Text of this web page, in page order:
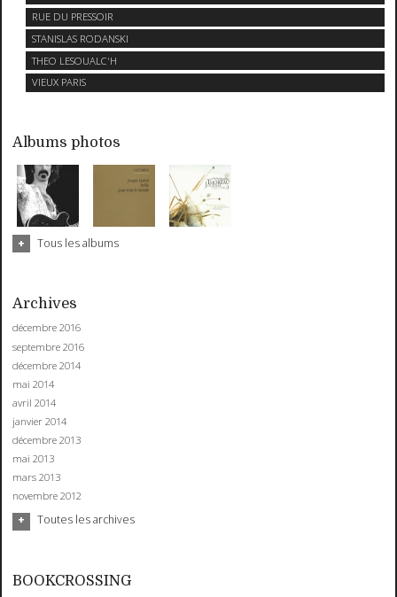
RUE DU PRESSOIR
STANISLAS RODANSKI
THEO LESOUALC'H
VIEUX PARIS
Albums photos
Tous les albums
Archives
décembre 2016
septembre 2016
décembre 2014
mai 2014
avril 2014
janvier 2014
décembre 2013
mai 2013
mars 2013
novembre 2012
Toutes les archives
BOOKCROSSING